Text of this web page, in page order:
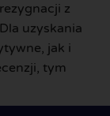
z
uzyskania
jak i
tym